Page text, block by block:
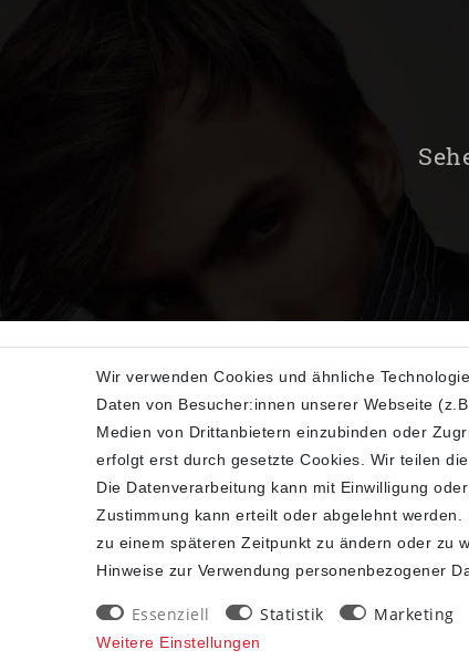
SHOP
Impressum
Daten­schutz­erklärung
AGB
Widerrufs­recht
Kontakt
Vertrag widerrufen
Wir verwenden Cookies und ähnliche
Daten von Besucher:innen unserer Webseite
Medien von Drittanbietern einzubinden oder
erfolgt erst durch gesetzte Cookies. Wir teilen
Die Datenverarbeitung kann mit Einwilligung
Zustimmung kann erteilt oder abgelehnt
zu einem späteren Zeitpunkt zu ändern oder zu
Hinweise zur Verwendung personenbezogener
Essenziell Statistik Marketing
Weitere Einstellungen